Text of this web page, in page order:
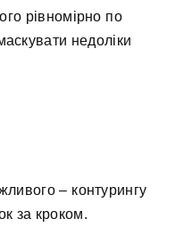
рівномірно по
недоліки
– контурингу
за кроком.